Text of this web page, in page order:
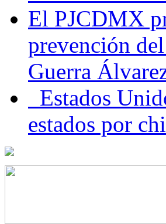
El PJCDMX
prevención
Guerra
Estados
estados por